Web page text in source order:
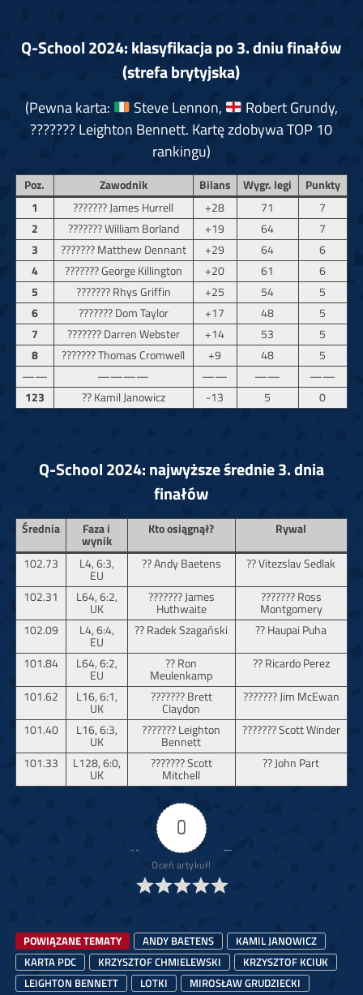
Q-School 2024: klasyfikacja po 3. dniu finałów
(strefa brytyjska)
(Pewna karta: Steve Lennon,
Robert Grundy,
??????? Leighton Bennett. Kartę zdobywa TOP 10
rankingu)
Poz. Zawodnik Bilans Wygr. legi
Punkty
1
??????? James Hurrell +28 71
7
2
??????? William Borland +19 64
7
3
??????? Matthew Dennant +29 64
6
4
??????? George Killington +20 61
6
5
??????? Rhys Griffin +25 54
5
6
??????? Dom Taylor +17 48
5
7
??????? Darren Webster +14 53
5
8
??????? Thomas Cromwell +9 48
5
——
———— —— ——
——
123
?? Kamil Janowicz -13 5 0
Q-School 2024: najwyższe średnie 3. dnia
finałów
Średnia Faza i
wynik
Kto osiągnął?
Rywal
102.73
L4, 6:3,
EU
?? Andy Baetens
?? Vitezslav Sedlak
102.31
L64, 6:2,
UK
??????? James
Huthwaite
??????? Ross
Montgomery
102.09
L4, 6:4,
EU
?? Radek Szagański
?? Haupai Puha
101.84
L64, 6:2,
EU
?? Ron
Meulenkamp
?? Ricardo Perez
101.62
L16, 6:1,
UK
??????? Brett
Claydon
??????? Jim McEwan
101.40
L16, 6:3,
UK
??????? Leighton
Bennett
??????? Scott Winder
101.33
L128, 6:0,
UK
??????? Scott
Mitchell
?? John Part
0
Oceń artykuł!
POWIĄZANE TEMATY ANDY BAETENS
KAMIL JANOWICZ
KARTA PDC
KRZYSZTOF CHMIELEWSKI
KRZYSZTOF KCIUK
LEIGHTON BENNETT
LOTKI
MIROSŁAW GRUDZIECKI